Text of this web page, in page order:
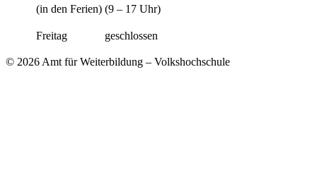
(in den Ferien) (9 – 17 Uhr)
Freitag geschlossen
© 2026 Amt für Weiterbildung – Volkshochschule